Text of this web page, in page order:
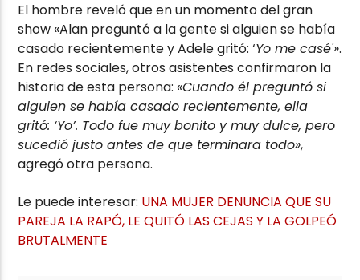
El hombre reveló que en un momento del gran
show «Alan preguntó a la gente si alguien se había
casado recientemente y Adele gritó: ‘Yo me casé'».
En redes sociales, otros asistentes confirmaron la
historia de esta persona: «Cuando él preguntó si
alguien se había casado recientemente, ella
gritó: ‘Yo’. Todo fue muy bonito y muy dulce, pero
sucedió justo antes de que terminara todo»,
agregó otra persona.
Le puede interesar: UNA MUJER DENUNCIA QUE SU
PAREJA LA RAPÓ, LE QUITÓ LAS CEJAS Y LA GOLPEÓ
BRUTALMENTE